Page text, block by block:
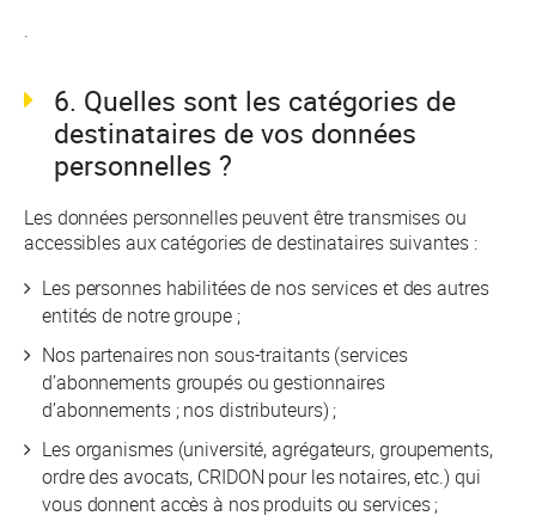
.
6. Quelles sont les catégories de
destinataires de vos données
personnelles ?
Les données personnelles peuvent être transmises ou
accessibles aux catégories de destinataires suivantes :
Les personnes habilitées de nos services et des autres
entités de notre groupe ;
Nos partenaires non sous-traitants (services
d’abonnements groupés ou gestionnaires
d’abonnements ; nos distributeurs) ;
Les organismes (université, agrégateurs, groupements,
ordre des avocats, CRIDON pour les notaires, etc.) qui
vous donnent accès à nos produits ou services ;